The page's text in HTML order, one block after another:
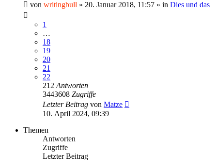
von writingbull » 20. Januar 2018, 11:57 » in Dies und das
1
…
18
19
20
21
22
212 Antworten
3443608 Zugriffe
Letzter Beitrag von Matze
10. April 2024, 09:39
Themen
Antworten
Zugriffe
Letzter Beitrag